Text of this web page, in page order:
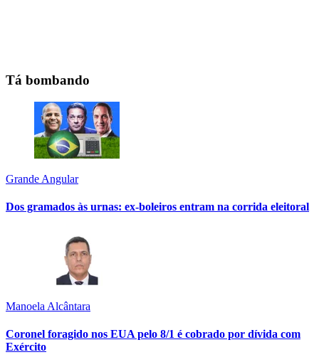
Tá bombando
Grande Angular
Dos gramados às urnas: ex-boleiros entram na corrida eleitoral
Manoela Alcântara
Coronel foragido nos EUA pelo 8/1 é cobrado por dívida com
Exército